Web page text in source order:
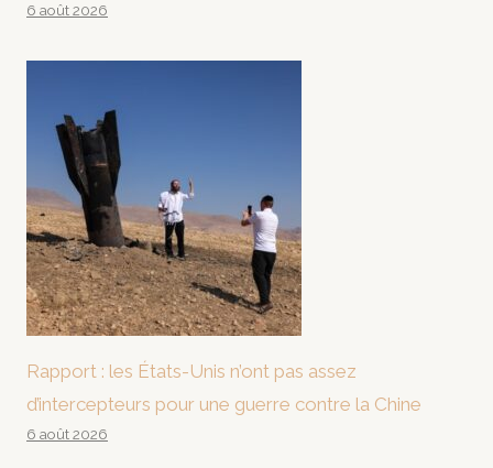
6 août 2026
Rapport : les États-Unis n’ont pas assez
d’intercepteurs pour une guerre contre la Chine
6 août 2026